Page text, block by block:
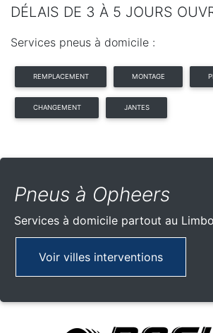
DÉLAIS DE 3 À 5 JOURS
Services pneus à domicile :
REMPLACEMENT MONTAGE
CHANGEMENT JANTES
Pneus à Opheers
Services à domicile partout au
Voir villes interventions